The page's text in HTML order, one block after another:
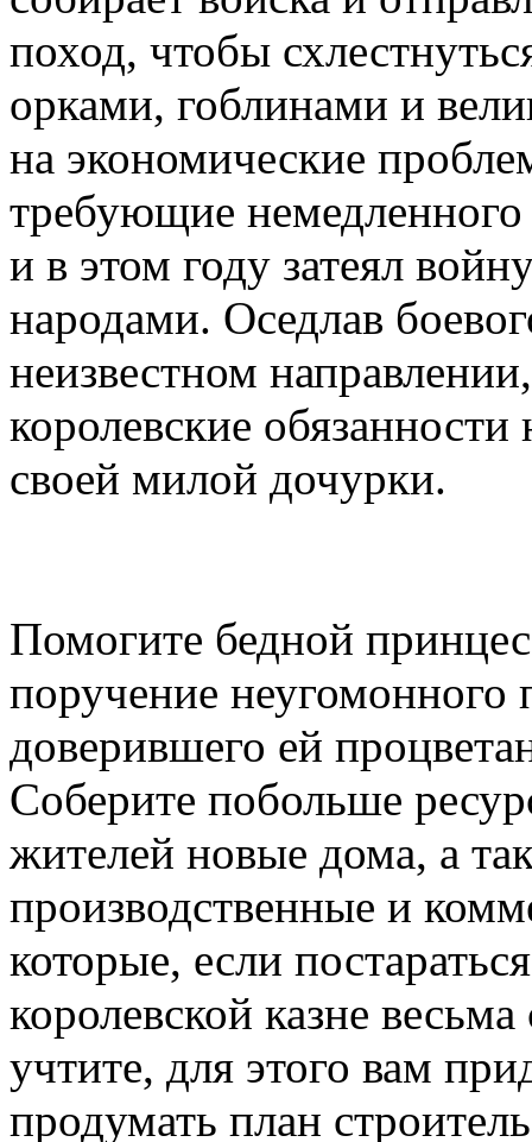
поход, чтобы
орками, гоблинами и
на экономические
требующие
и в этом году затеял
народами. Оседлав
неизвестном
королевские
своей милой дочурки.
Помогите бедной
поручение неугомонного
доверившего ей
Соберите побольше
жителей новые дома, а
производственные и
которые, если
королевской казне
учтите, для этого вам
продумать план